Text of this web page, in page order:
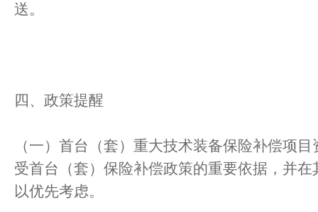
送。
四、政策提醒
（一）首台（套）重大技术装备保险补偿项
受首台（套）保险补偿政策的重要依据，并
以优先考虑。